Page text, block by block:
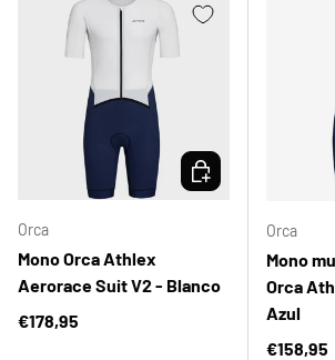
Orca
Mono Orca Athlex
Aerorace Suit V2 - Blanco
Precio normal
€178,95
ELEGIR OPCIONES
Orca
Mono
Orca
Azul
Precio
€158,95